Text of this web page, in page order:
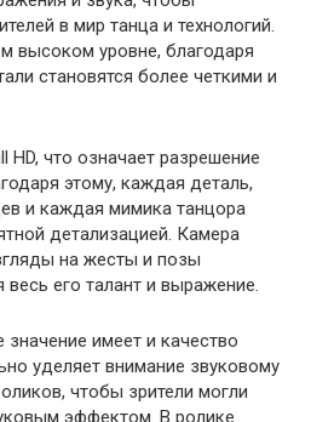
в мир танца и технологий.
высоком уровне, благодаря
становятся более четкими и
HD, что означает разрешение
этому, каждая деталь,
и каждая мимика танцора
детализацией. Камера
на жесты и позы
весь его талант и выражение.
имеет и качество
уделяет внимание звуковому
чтобы зрители могли